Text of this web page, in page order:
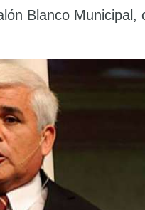
Blanco Municipal,